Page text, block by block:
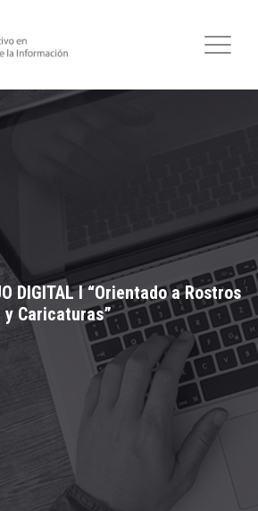
DIGITAL I “Orientado a Rostros
y Caricaturas”